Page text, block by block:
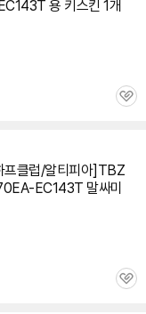
용 키스킨 1개
관
프클럽/알티피아]TBZ
EC143T 말싸미
관